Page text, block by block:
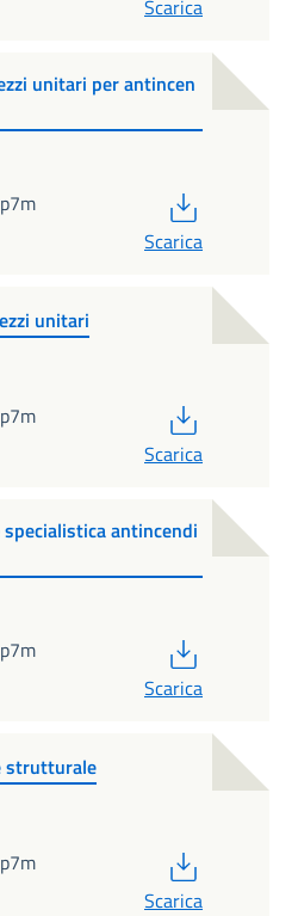
Scarica
unitari per antincen
Scarica
unitari
Scarica
specialistica antincendi
Scarica
strutturale
Scarica